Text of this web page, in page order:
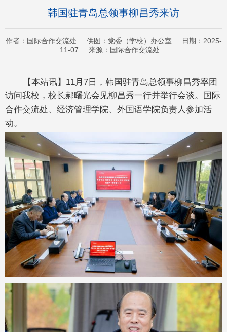
韩国驻青岛总领事柳昌秀来访
作者：国际合作交流处 供图：党委（学校）办公室 日期：2025-
11-07 来源：国际合作交流处
【本站讯】11月7日，韩国驻青岛总领事柳昌秀率团
访问我校，校长郝曙光会见柳昌秀一行并举行会谈。国际
合作交流处、经济管理学院、外国语学院负责人参加活
动。